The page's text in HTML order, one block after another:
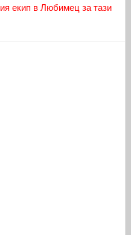
екип в Любимец за тази